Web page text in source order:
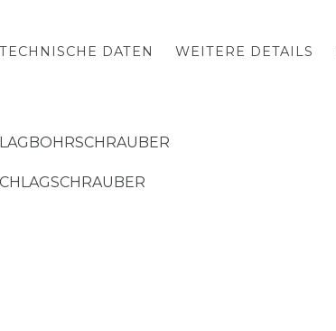
TECHNISCHE DATEN WEITERE DETAILS